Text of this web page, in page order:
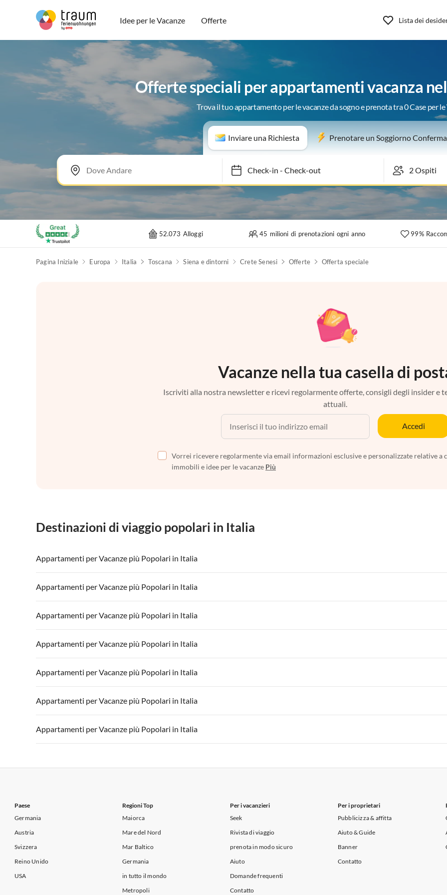
Idee per le Vacanze Offerte Lista dei
Offerte speciali per appartamenti vacanza
Trova il tuo appartamento per le vacanze da sogno e prenota tra 0 Case per le
Inviare una Richiesta Prenotare un Soggiorno
Check-in- Check-out
52.073 Alloggi 45 milioni di prenotazioni ogni anno 99%
Pagina Iniziale Europa Italia Toscana Siena e dintorni Crete Senesi Offerte Offerta speciale
Vacanze nella tua casella di
Iscriviti alla nostra newsletter e ricevi regolarmente offerte, consigli degli insider e
attuali.
Accedi
Vorrei ricevere regolarmente via email informazioni esclusive e personalizzate relative a
immobili e idee per le vacanze Più
Destinazioni di viaggio popolari in Italia
Appartamenti per Vacanze più Popolari in Italia
Appartamenti per Vacanze in Italia Appartamenti per Vacanze in Liguria
Appartamenti per Vacanze in Lago di Garda Appartamenti per Vacanze in Lago di Como
Appartamenti per Vacanze più Popolari in Italia
Appartamenti per Vacanze in Italia Appartamenti per Vacanze in Liguria
Appartamenti per Vacanze in Lago di Garda Appartamenti per Vacanze in Lago di Como
Appartamenti per Vacanze più Popolari in Italia
Appartamenti per Vacanze in Italia Appartamenti per Vacanze in Liguria
Appartamenti per Vacanze in Lago di Garda Appartamenti per Vacanze in Lago di Como
Appartamenti per Vacanze più Popolari in Italia
Appartamenti per Vacanze in Italia Appartamenti per Vacanze in Liguria
Appartamenti per Vacanze in Lago di Garda Appartamenti per Vacanze in Lago di Como
Appartamenti per Vacanze più Popolari in Italia
Appartamenti per Vacanze in Italia Appartamenti per Vacanze in Liguria
Appartamenti per Vacanze in Lago di Garda Appartamenti per Vacanze in Lago di Como
Appartamenti per Vacanze più Popolari in Italia
Appartamenti per Vacanze in Italia Appartamenti per Vacanze in Liguria
Appartamenti per Vacanze in Lago di Garda Appartamenti per Vacanze in Lago di Como
Appartamenti per Vacanze più Popolari in Italia
Paese
Germania
Austria
Svizzera
Reino Unido
USA
Regioni Top
Maiorca
Mare del Nord
Mar Baltico
Germania
in tutto il mondo
Metropoli
Per i vacanzieri
Seek
Rivista di viaggio
prenota in modo sicuro
Aiuto
Domande frequenti
Contatto
Per i proprietari
Pubblicizza & affitta
Aiuto & Guide
Banner
Contatto